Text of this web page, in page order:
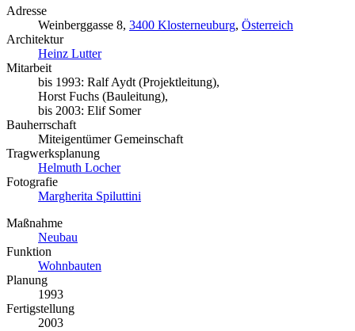
Adresse
Weinberggasse 8, 3400 Klosterneuburg, Österreich
Architektur
Heinz Lutter
Mitarbeit
bis 1993: Ralf Aydt (Projektleitung),
Horst Fuchs (Bauleitung),
bis 2003: Elif Somer
Bauherrschaft
Miteigentümer Gemeinschaft
Tragwerksplanung
Helmuth Locher
Fotografie
Margherita Spiluttini
Maßnahme
Neubau
Funktion
Wohnbauten
Planung
1993
Fertigstellung
2003